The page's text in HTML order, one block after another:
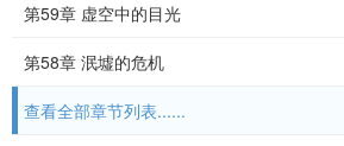
第59章 虚空中的目光
第58章 泯墟的危机
查看全部章节列表......